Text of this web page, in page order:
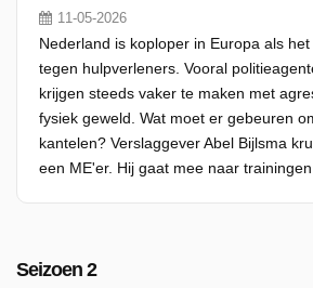
11-05-2026
Nederland is koploper in Europa als
tegen hulpverleners. Vooral
krijgen steeds vaker te maken met
fysiek geweld. Wat moet er gebeuren
kantelen? Verslaggever Abel Bijlsma
een ME'er. Hij gaat mee naar trainingen
Seizoen 2